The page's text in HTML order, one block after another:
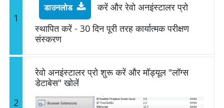
1
डाउनलोड
करें और रेवो अनइंस्टालर प्रो
स्थापित करें - 30 दिन पूरी तरह कार्यात्मक परीक्षण
संस्करण
2
रेवो अनइंस्टालर प्रो शुरू करें और मॉड्यूल "लॉग्स
डेटाबेस" खोलें